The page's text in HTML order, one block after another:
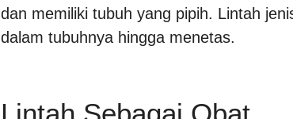
dan memiliki tubuh yang pipih. Lintah
dalam tubuhnya hingga menetas.